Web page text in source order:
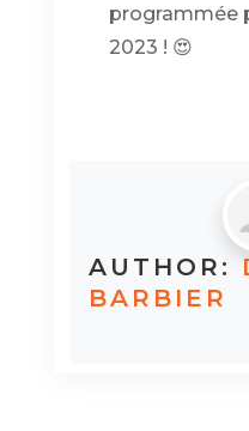
programmée
2023 ! 😍
AUTHOR:
BARBIER